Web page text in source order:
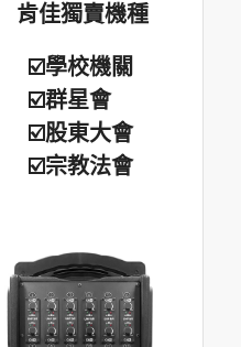
肯佳獨賣機種
學校機關
群星會
股東大會
宗教法會